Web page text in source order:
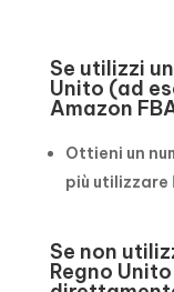
Se utilizzi
Unito (ad
Amazon
Ottieni un
più utilizzare
Se non
Regno